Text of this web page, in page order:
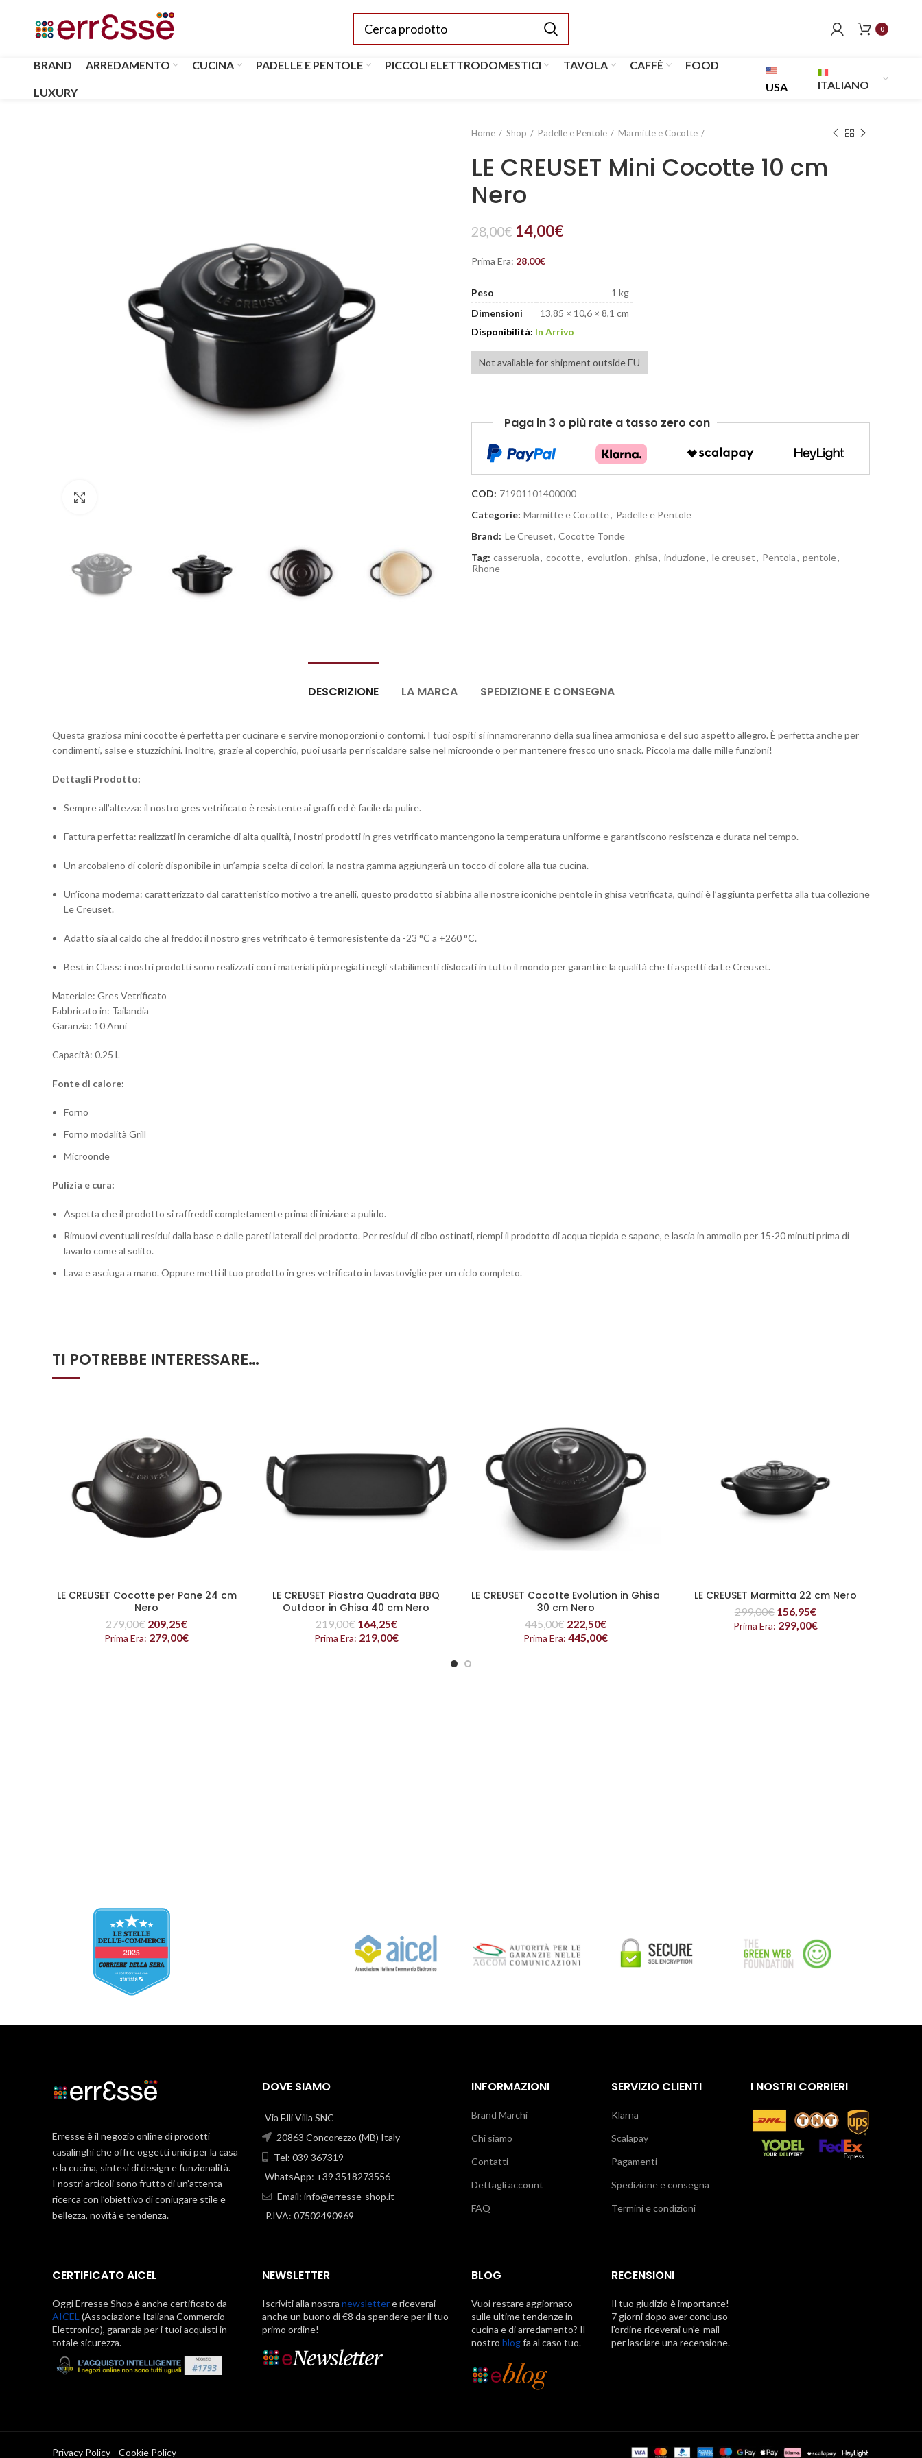
0
BRAND ARREDAMENTO CUCINA PADELLE E PENTOLE PICCOLI ELETTRODOMESTICI TAVOLA CAFFÈ FOOD
LUXURY USA ITALIANO
Home Shop Padelle e Pentole Marmitte e Cocotte
LE CREUSET Mini Cocotte 10 cm
Nero
28,00€ 14,00€
Prima Era: 28,00€
Peso
1 kg
Dimensioni
13,85 × 10,6 × 8,1 cm
Disponibilità: In Arrivo
Not available for shipment outside EU
Paga in 3 o più rate a tasso zero con
COD: 71901101400000
Categorie: Marmitte e Cocotte, Padelle e Pentole
Brand: Le Creuset, Cocotte Tonde
Tag: casseruola, cocotte, evolution, ghisa, induzione, le creuset, Pentola, pentole,
Rhone
DESCRIZIONE LA MARCA SPEDIZIONE E CONSEGNA
Questa graziosa mini cocotte è perfetta per cucinare e servire monoporzioni o contorni. I tuoi ospiti si innamoreranno della sua linea armoniosa e del suo aspetto allegro. È perfetta anche per
condimenti, salse e stuzzichini. Inoltre, grazie al coperchio, puoi usarla per riscaldare salse nel microonde o per mantenere fresco uno snack. Piccola ma dalle mille funzioni!
Dettagli Prodotto:
Sempre all’altezza: il nostro gres vetrificato è resistente ai graffi ed è facile da pulire.
Fattura perfetta: realizzati in ceramiche di alta qualità, i nostri prodotti in gres vetrificato mantengono la temperatura uniforme e garantiscono resistenza e durata nel tempo.
Un arcobaleno di colori: disponibile in un’ampia scelta di colori, la nostra gamma aggiungerà un tocco di colore alla tua cucina.
Un’icona moderna: caratterizzato dal caratteristico motivo a tre anelli, questo prodotto si abbina alle nostre iconiche pentole in ghisa vetrificata, quindi è l’aggiunta perfetta alla tua collezione
Le Creuset.
Adatto sia al caldo che al freddo: il nostro gres vetrificato è termoresistente da -23 °C a +260 °C.
Best in Class: i nostri prodotti sono realizzati con i materiali più pregiati negli stabilimenti dislocati in tutto il mondo per garantire la qualità che ti aspetti da Le Creuset.
Materiale: Gres Vetrificato
Fabbricato in: Tailandia
Garanzia: 10 Anni
Capacità: 0.25 L
Fonte di calore:
Forno
Forno modalità Grill
Microonde
Pulizia e cura:
Aspetta che il prodotto si raffreddi completamente prima di iniziare a pulirlo.
Rimuovi eventuali residui dalla base e dalle pareti laterali del prodotto. Per residui di cibo ostinati, riempi il prodotto di acqua tiepida e sapone, e lascia in ammollo per 15-20 minuti prima di
lavarlo come al solito.
Lava e asciuga a mano. Oppure metti il tuo prodotto in gres vetrificato in lavastoviglie per un ciclo completo.
TI POTREBBE INTERESSARE…
LEGGI TUTTO
LE CREUSET Cocotte per Pane 24 cm
Nero
279,00€ 209,25€
Prima Era: 279,00€
LEGGI TUTTO
LE CREUSET Piastra Quadrata BBQ
Outdoor in Ghisa 40 cm Nero
219,00€ 164,25€
Prima Era: 219,00€
LEGGI TUTTO
LE CREUSET Cocotte Evolution in Ghisa
30 cm Nero
445,00€ 222,50€
Prima Era:445,00€
LEGGI TUTTO
LE CREUSET Marmitta 22 cm Nero
299,00€ 156,95€
Prima Era: 299,00€
Erresse è il negozio online di prodotti
casalinghi che offre oggetti unici per la casa
e la cucina, sintesi di design e funzionalità.
I nostri articoli sono frutto di un’attenta
ricerca con l’obiettivo di coniugare stile e
bellezza, novità e tendenza.
CERTIFICATO AICEL
Oggi Erresse Shop è anche certificato da
AICEL (Associazione Italiana Commercio
Elettronico), garanzia per i tuoi acquisti in
totale sicurezza.
DOVE SIAMO
Via F.lli Villa SNC
20863 Concorezzo (MB) Italy
Tel: 039 367319
WhatsApp: +39 3518273556
Email: info@erresse-shop.it
P.IVA: 07502490969
NEWSLETTER
Iscriviti alla nostra newslettere riceverai
anche un buono di €8 da spendere per il tuo
primo ordine!
INFORMAZIONI
Brand Marchi
Chi siamo
Contatti
Dettagli account
FAQ
BLOG
Vuoi restare aggiornato
sulle ultime tendenze in
cucina e di arredamento? Il
nostro blogfa al caso tuo.
SERVIZIO CLIENTI
Klarna
Scalapay
Pagamenti
Spedizione e consegna
Termini e condizioni
RECENSIONI
Il tuo giudizio è importante!
7 giorni dopo aver concluso
l'ordine riceverai un'e-mail
per lasciare una recensione.
I NOSTRI CORRIERI
Privacy Policy Cookie Policy